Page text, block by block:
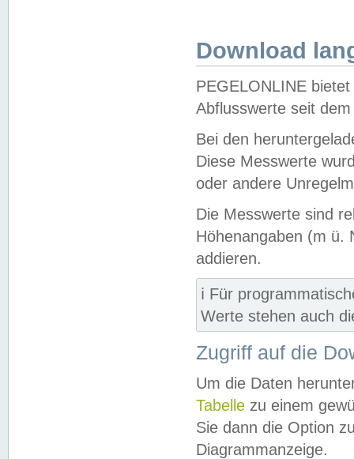
Download
PEGELONLINE
Abflusswerte seit
Bei den
Diese Messwerte
oder andere
Die Messwerte sind
Höhenangaben (m ü.
addieren.
ℹ️ Für
Werte stehen auch
Zugriff auf die
Um die Daten
Tabelle zu einem
Sie dann die Option
Diagrammanzeige.